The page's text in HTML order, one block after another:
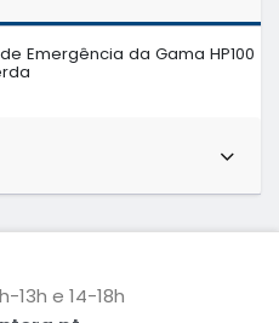
Emergência da Gama HP100
13h e 14-18h